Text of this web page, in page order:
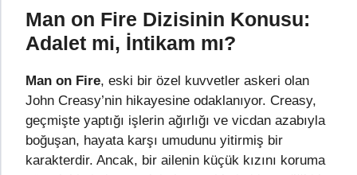
Man on Fire Dizisinin Konusu:
Adalet mi, İntikam mı?
Man on Fire, eski bir özel kuvvetler askeri olan
John Creasy’nin hikayesine odaklanıyor. Creasy,
geçmişte yaptığı işlerin ağırlığı ve vicdan azabıyla
boğuşan, hayata karşı umudunu yitirmiş bir
karakterdir. Ancak, bir ailenin küçük kızını koruma